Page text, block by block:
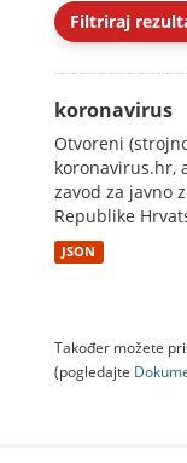
Filtriraj
koronavirus
Otvoreni
koronavirus.hr,
zavod za javno
Republike
JSON
Također možete
(pogledajte